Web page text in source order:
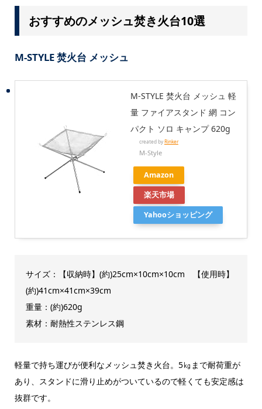
おすすめのメッシュ焚き火台10選
M-STYLE 焚火台 メッシュ
M-STYLE 焚火台 メッシュ 軽
量 ファイアスタンド 網 コン
パクト ソロ キャンプ 620g
created byRinker
M-Style
Amazon
楽天市場
Yahooショッピング
サイズ：【収納時】(約)25cm×10cm×10cm 【使用時】
(約)41cm×41cm×39cm
重量：(約)620g
素材：耐熱性ステンレス鋼
軽量で持ち運びが便利なメッシュ焚き火台。5㎏まで耐荷重が
あり、スタンドに滑り止めがついているので軽くても安定感は
抜群です。